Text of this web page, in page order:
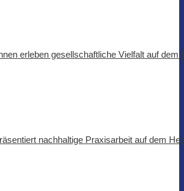
erleben gesellschaftliche Vielfalt auf dem
nachhaltige Praxisarbeit auf dem